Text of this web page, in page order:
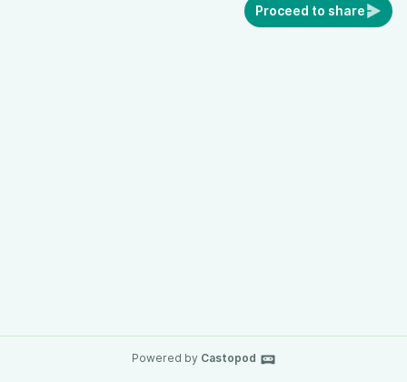
Proceed to share
Powered by Castopod